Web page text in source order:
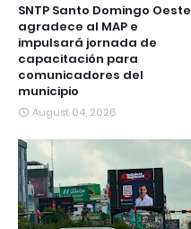
SNTP Santo Domingo Oeste
agradece al MAP e
impulsará jornada de
capacitación para
comunicadores del
municipio
August 04, 2026